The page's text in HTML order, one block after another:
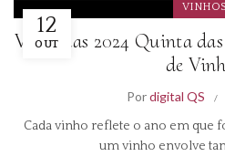
12
OUT
VINHOS
Vindimas 2024 Quinta
de
Pordigital QS
Cada vinho reflete o ano em que
um vinho envolve